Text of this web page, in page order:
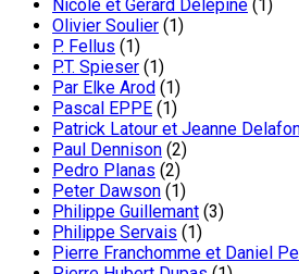
Nicole et Gérard Délépine (1)
Olivier Soulier (1)
P. Fellus (1)
P.T. Spieser (1)
Par Elke Arod (1)
Pascal EPPE (1)
Patrick Latour et Jeanne
Paul Dennison (2)
Pedro Planas (2)
Peter Dawson (1)
Philippe Guillemant (3)
Philippe Servais (1)
Pierre Franchomme et Daniel